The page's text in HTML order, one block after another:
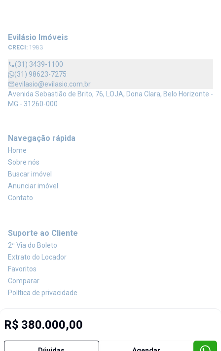
R$ 380.000,00
Evilásio Imóveis
CRECI: 1983
(31) 3439-1100
(31) 98623-7275
evilasio@evilasio.com.br
Avenida Sebastião de Brito, 76, LOJA, Dona Clara, Belo Horizonte -
MG - 31260-000
Navegação rápida
Home
Sobre nós
Buscar imóvel
Anunciar imóvel
Contato
Suporte ao Cliente
2ª Via do Boleto
Extrato do Locador
Favoritos
Comparar
Política de privacidade
Selo de Tecnologia Loft